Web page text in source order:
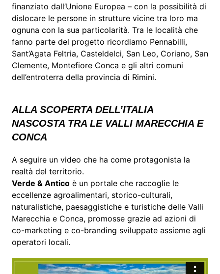
finanziato dall’Unione Europea – con la possibilità di
dislocare le persone in strutture vicine tra loro ma
ognuna con la sua particolarità. Tra le località che
fanno parte del progetto ricordiamo Pennabilli,
Sant’Agata Feltria, Casteldelci, San Leo, Coriano, San
Clemente, Montefiore Conca e gli altri comuni
dell’entroterra della provincia di Rimini.
ALLA SCOPERTA DELL’ITALIA
NASCOSTA TRA LE VALLI MARECCHIA E
CONCA
A seguire un video che ha come protagonista la
realtà del territorio.
Verde & Anticoè un portale che raccoglie le
eccellenze agroalimentari, storico-culturali,
naturalistiche, paesaggistiche e turistiche delle Valli
Marecchia e Conca, promosse grazie ad azioni di
co-marketing e co-branding sviluppate assieme agli
operatori locali.